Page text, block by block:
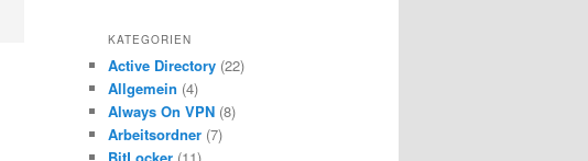
KATEGORIEN
Active Directory (22)
Allgemein (4)
Always On VPN (8)
Arbeitsordner (7)